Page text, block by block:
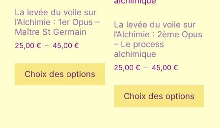
La levée du voile sur
l’Alchimie : 1er Opus –
Maître St Germain
25,00 € – 45,00 €
prix :
25,00 €
à
Choix des options
Ce
produit
a
plusieurs
variations.
La levée du voile sur
l’Alchimie : 2ème Opus
– Le process
alchimique
25,00 € – 45,00 €Plage
prix :
25,00 €
à
Choix des options
a